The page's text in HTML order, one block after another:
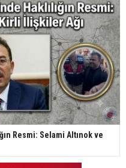
Resmi: Selami Altınok ve